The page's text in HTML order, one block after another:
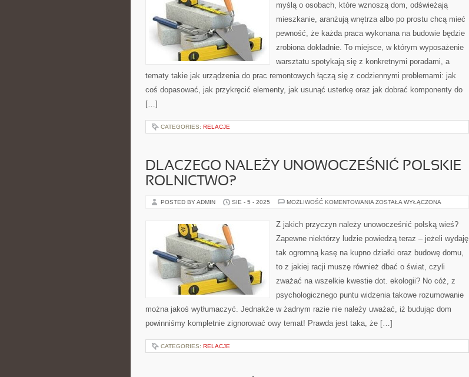
myślą o osobach, które wznoszą dom, odświeżają
mieszkanie, aranżują wnętrza albo po prostu chcą mieć
pewność, że każda praca wykonana na budowie będzie
zrobiona dokładnie. To miejsce, w którym wyposażenie
warsztatu spotykają się z konkretnymi poradami, a
tematy takie jak urządzenia do prac remontowych łączą się z codziennymi problemami: jak
coś dopasować, jak przykręcić elementy, jak usunąć usterkę oraz jak dobrać komponenty do
[…]
CATEGORIES: RELACJE
DLACZEGO NALEŻY UNOWOCZEŚNIĆ POLSKIE
ROLNICTWO?
POSTED BY ADMIN SIE - 5 - 2025 MOŻLIWOŚĆ KOMENTOWANIA DLACZEGO
POLSKIE
ROLNICTWO?
ZOSTAŁA WYŁĄCZONA
Z jakich przyczyn należy unowocześnić polską wieś?
Zapewne niektórzy ludzie powiedzą teraz – jeżeli wydaję
tak ogromną kasę na kupno działki oraz budowę domu,
to z jakiej racji muszę również dbać o świat, czyli
zważać na wszelkie kwestie dot. ekologii? No cóż, z
psychologicznego puntu widzenia takowe rozumowanie
można jakoś wytłumaczyć. Jednakże w żadnym razie nie należy uważać, iż budując dom
powinniśmy kompletnie zignorować owy temat! Prawda jest taka, że […]
CATEGORIES: RELACJE